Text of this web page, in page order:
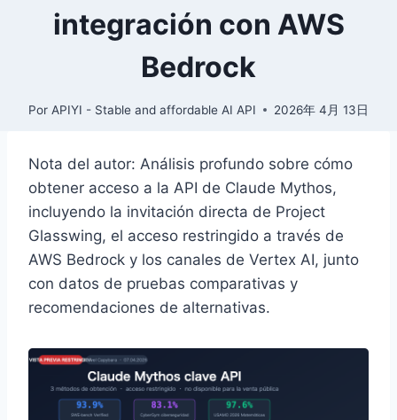
integración con AWS
Bedrock
Por APIYI - Stable and affordable AI API 2026年 4月 13日
Nota del autor: Análisis profundo sobre cómo
obtener acceso a la API de Claude Mythos,
incluyendo la invitación directa de Project
Glasswing, el acceso restringido a través de
AWS Bedrock y los canales de Vertex AI, junto
con datos de pruebas comparativas y
recomendaciones de alternativas.